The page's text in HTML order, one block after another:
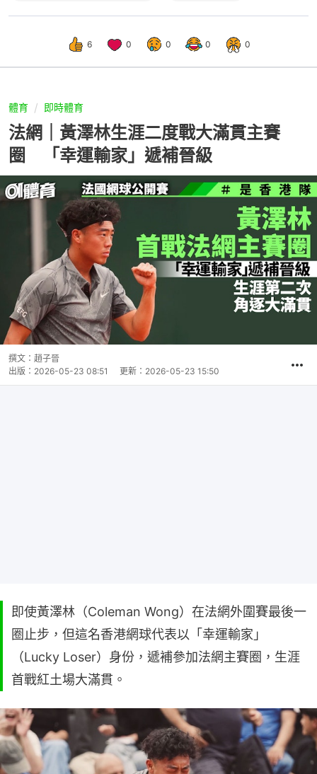
6 0 0 0 0
體育 即時體育
法網｜黃澤林生涯二度戰大滿貫主賽
圈 「幸運輸家」遞補晉級
撰文： 趙子晉
出版： 2026-05-23 08:51 更新： 2026-05-23 15:50
即使黃澤林（Coleman Wong）在法網外圍賽最後一
圈止步，但這名香港網球代表以「幸運輸家」
（Lucky Loser）身份，遞補參加法網主賽圈，生涯
首戰紅土場大滿貫。